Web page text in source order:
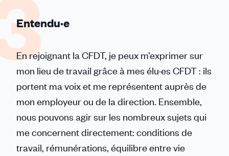
Entendu·e
En rejoignant la CFDT, je peux m’exprimer sur
mon lieu de travail grâce à mes élu·es CFDT : ils
portent ma voix et me représentent auprès de
mon employeur ou de la direction. Ensemble,
nous pouvons agir sur les nombreux sujets qui
me concernent directement: conditions de
travail, rémunérations, équilibre entre vie